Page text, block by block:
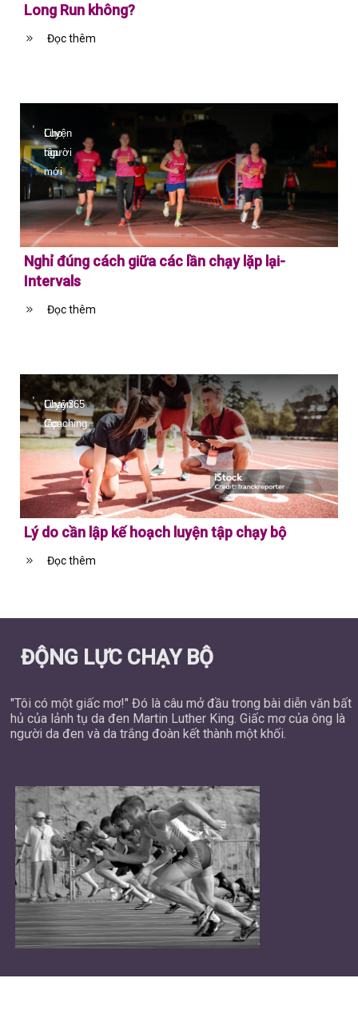
Long Run không?
Đọc thêm
Cho
người
mới
Luyện
tập
Nghỉ đúng cách giữa các lần chạy lặp lại-
Intervals
Đọc thêm
Chay365
Coaching
Luyện
tập
Lý do cần lập kế hoạch luyện tập chạy bộ
Đọc thêm
ĐỘNG LỰC CHẠY BỘ
"Tôi có một giấc mơ!" Đó là câu mở đầu trong bài diễn văn bất
hủ của lảnh tụ da đen Martin Luther King. Giấc mơ của ông là
người da đen và da trắng đoàn kết thành một khối.